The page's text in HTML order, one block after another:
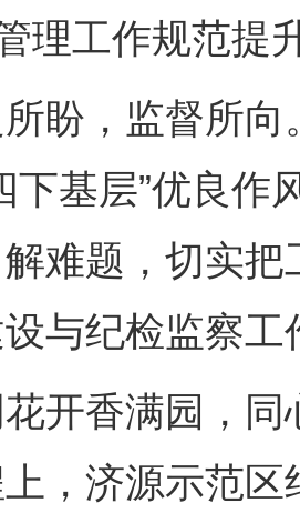
理工作规范提
，监督所向
下基层”优良
难题，切实
与纪检监察工
香满园，同
，济源示范